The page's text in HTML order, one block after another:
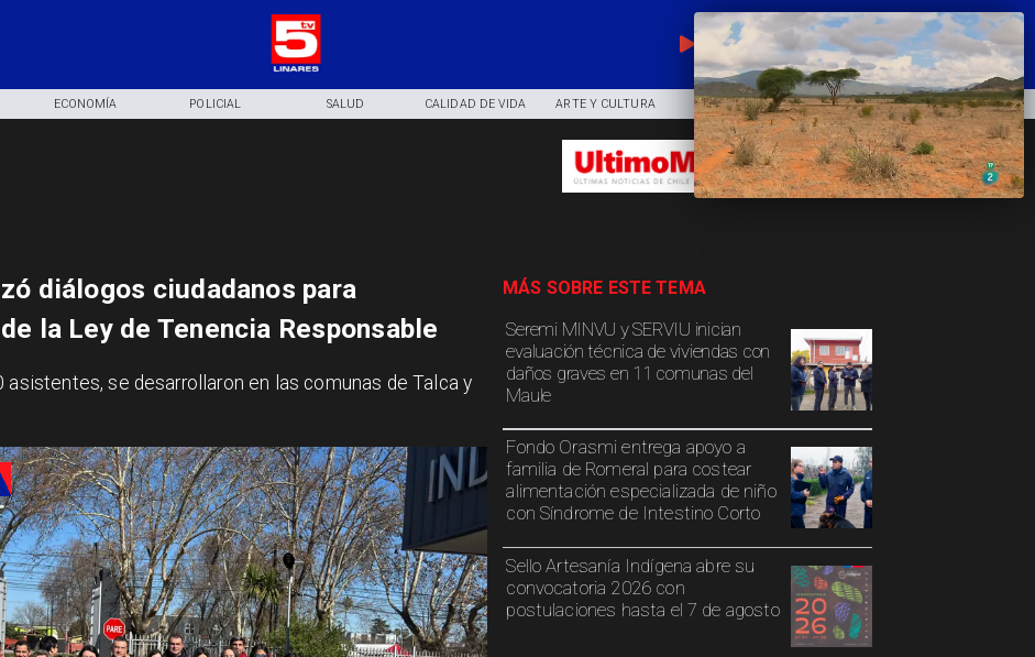
EN VIVO
ECONOMÍA POLICIAL SALUD CALIDAD DE VIDA ARTE Y CULTURA COMUNIDAD DEPORTES
Seremi MINVU y SERVIU inician
evaluación técnica de viviendas con
daños graves en 11 comunas del
Maule
Fondo Orasmi entrega apoyo a
familia de Romeral para costear
alimentación especializada de niño
con Síndrome de Intestino Corto
Sello Artesanía Indígena abre su
convocatoria 2026 con
postulaciones hasta el 7 de agosto
MÁS SOBRE ESTE TEMA
diálogos ciudadanos para
la Ley de Tenencia Responsable
asistentes, se desarrollaron en las comunas de Talca y